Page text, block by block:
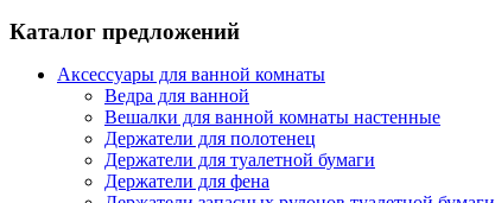
Каталог предложений
Аксессуары для ванной комнаты
Ведра для ванной
Вешалки для ванной комнаты настенные
Держатели для полотенец
Держатели для туалетной бумаги
Держатели для фена